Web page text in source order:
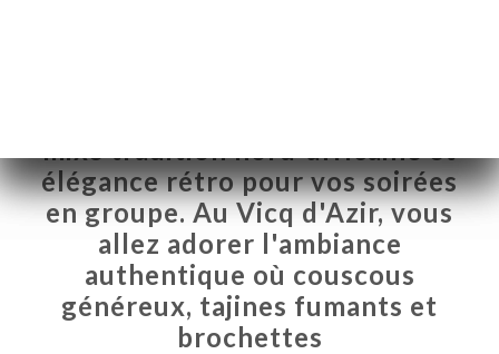
mixe tradition nord-africaine et
élégance rétro pour vos soirées
en groupe. Au Vicq d'Azir, vous
allez adorer l'ambiance
authentique où couscous
généreux, tajines fumants et
brochettes